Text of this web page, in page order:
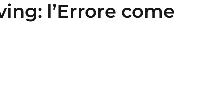
l’Errore come